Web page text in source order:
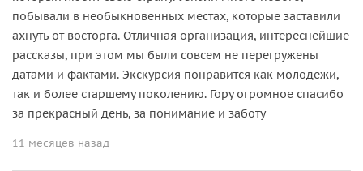
побывали в необыкновенных местах, которые заставили
ахнуть от восторга. Отличная организация, интереснейшие
рассказы, при этом мы были совсем не перегружены
датами и фактами. Экскурсия понравится как молодежи,
так и более старшему поколению. Гору огромное спасибо
за прекрасный день, за понимание и заботу
11 месяцев назад